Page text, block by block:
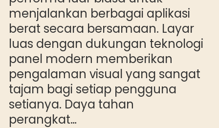
menjalankan berbagai aplikasi
berat secara bersamaan. Layar
luas dengan dukungan teknologi
panel modern memberikan
pengalaman visual yang sangat
tajam bagi setiap pengguna
setianya. Daya tahan
perangkat…